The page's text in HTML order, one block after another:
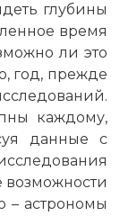
глубины
время
ли это
год, прежде
каждому,
данные с
– астрономы